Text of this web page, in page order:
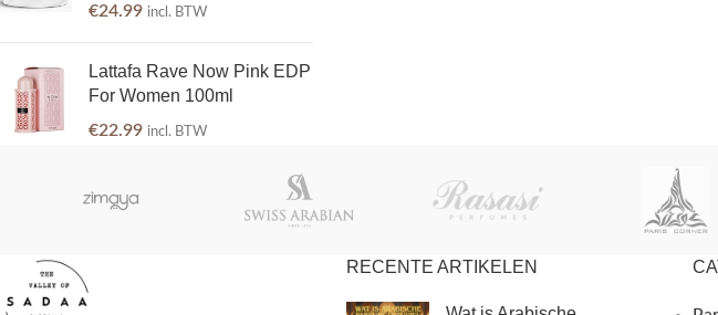
€24.99 incl. BTW
Lattafa Rave Now Pink EDP
For Women 100ml
€22.99 incl. BTW
RECENTE ARTIKELEN